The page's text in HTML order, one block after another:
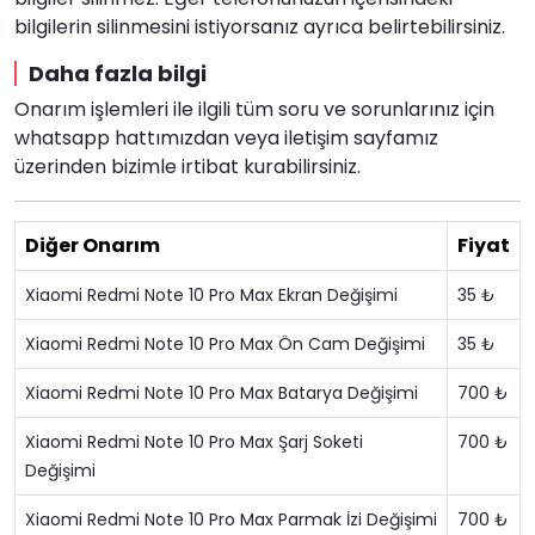
bilgilerin silinmesini istiyorsanız ayrıca belirtebilirsiniz.
Daha fazla bilgi
Onarım işlemleri ile ilgili tüm soru ve sorunlarınız için
whatsapp hattımızdan veya iletişim sayfamız
üzerinden bizimle irtibat kurabilirsiniz.
Diğer Onarım Fiyat
Xiaomi Redmi Note 10 Pro Max Ekran Değişimi 35 ₺
Xiaomi Redmi Note 10 Pro Max Ön Cam Değişimi 35 ₺
Xiaomi Redmi Note 10 Pro Max Batarya Değişimi 700 ₺
Xiaomi Redmi Note 10 Pro Max Şarj Soketi
Değişimi
700 ₺
Xiaomi Redmi Note 10 Pro Max Parmak İzi Değişimi 700 ₺